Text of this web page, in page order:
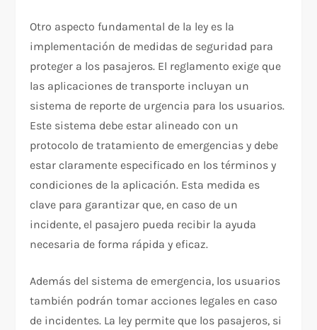
Otro aspecto fundamental de la ley es la
implementación de medidas de seguridad para
proteger a los pasajeros. El reglamento exige que
las aplicaciones de transporte incluyan un
sistema de reporte de urgencia para los usuarios.
Este sistema debe estar alineado con un
protocolo de tratamiento de emergencias y debe
estar claramente especificado en los términos y
condiciones de la aplicación. Esta medida es
clave para garantizar que, en caso de un
incidente, el pasajero pueda recibir la ayuda
necesaria de forma rápida y eficaz.
Además del sistema de emergencia, los usuarios
también podrán tomar acciones legales en caso
de incidentes. La ley permite que los pasajeros, si